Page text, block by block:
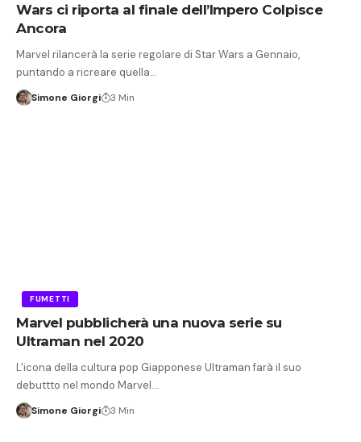
Wars ci riporta al finale dell’Impero Colpisce
Ancora
Marvel rilancerà la serie regolare di Star Wars a Gennaio,
puntando a ricreare quella…
Simone Giorgi 3 Min
FUMETTI
Marvel pubblicherà una nuova serie su
Ultraman nel 2020
L'icona della cultura pop Giapponese Ultraman farà il suo
debuttto nel mondo Marvel…
Simone Giorgi 3 Min